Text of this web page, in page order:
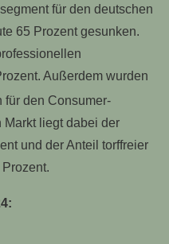
für den deutschen
65 Prozent gesunken.
Außerdem wurden
für den Consumer-
Markt liegt dabei der
und der Anteil torffreier